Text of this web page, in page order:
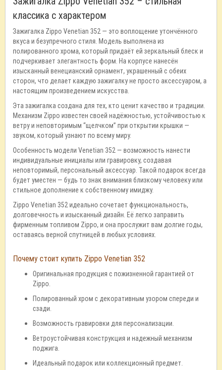
классика с характером
Зажигалка Zippo Venetian 352 — это воплощение утончённого
вкуса и безупречного стиля. Модель выполнена из
полированного хрома, который придаёт ей зеркальный блеск и
подчеркивает элегантность форм. На корпусе нанесён
изысканный венецианский орнамент, украшенный с обеих
сторон, что делает каждую зажигалку не просто аксессуаром, а
настоящим произведением искусства.
Эта зажигалка создана для тех, кто ценит качество и традиции.
Механизм Zippo известен своей надёжностью, устойчивостью к
ветру и неповторимым “щелчком” при открытии крышки —
звуком, который узнают по всему миру.
Особенность модели Venetian 352 — возможность нанести
индивидуальные инициалы или гравировку, создавая
неповторимый, персональный аксессуар. Такой подарок всегда
будет уместен — будь то знак внимания близкому человеку или
стильное дополнение к собственному имиджу.
Zippo Venetian 352 идеально сочетает функциональность,
долговечность и изысканный дизайн. Её легко заправить
фирменным топливом Zippo, и она прослужит вам долгие годы,
оставаясь верной спутницей в любых условиях.
Почему стоит купить Zippo Venetian 352
Оригинальная продукция с пожизненной гарантией от
Zippo.
Полированный хром с декоративным узором спереди и
сзади.
Возможность гравировки для персонализации.
Ветроустойчивая конструкция и надежный механизм
поджига.
Идеальный подарок или коллекционный предмет.